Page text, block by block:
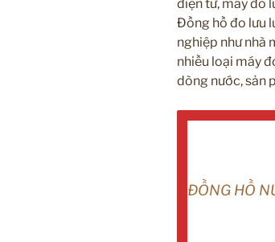
điện từ, máy đo
Đồng hồ đo lưu
nghiệp như nhà
nhiều loại máy
dòng nước, sản
ĐỒNG HỒ